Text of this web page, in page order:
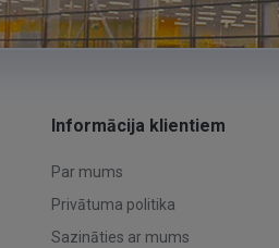
Informācija klientiem
Par mums
Privātuma politika
Sazināties ar mums